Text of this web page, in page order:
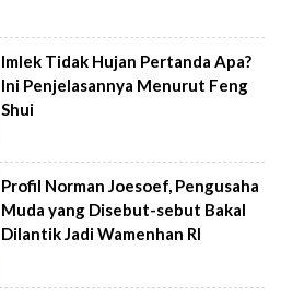
Imlek Tidak Hujan Pertanda Apa?
Ini Penjelasannya Menurut Feng
Shui
Profil Norman Joesoef, Pengusaha
Muda yang Disebut-sebut Bakal
Dilantik Jadi Wamenhan RI